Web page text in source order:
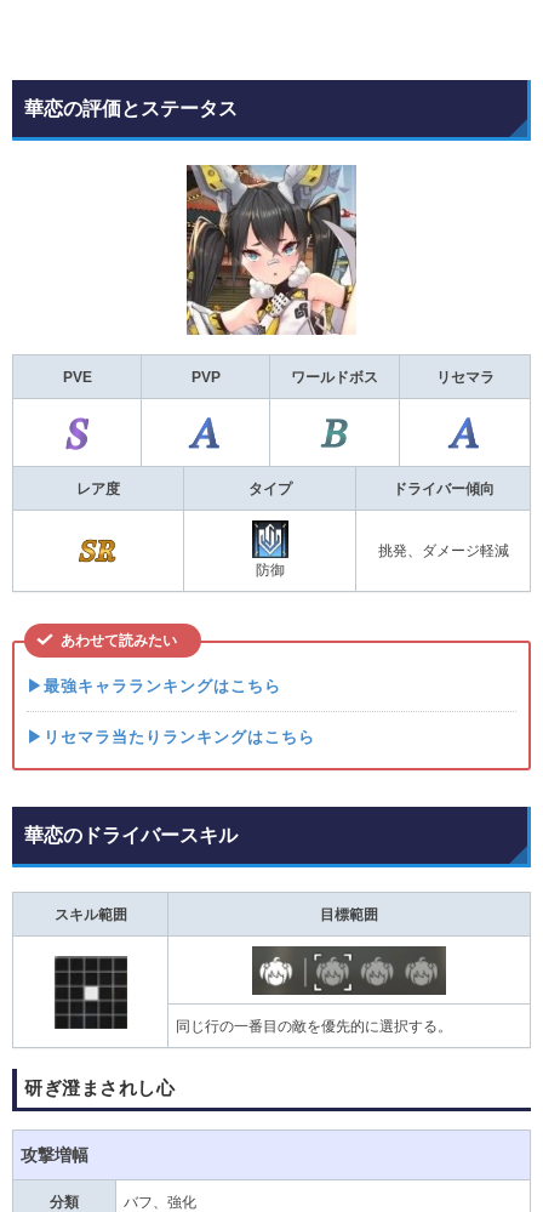
華恋の評価とステータス
PVE PVP ワールドボス リセマラ
レア度 タイプ ドライバー傾向
防御
挑発、ダメージ軽減
あわせて読みたい
▶最強キャラランキングはこちら
▶リセマラ当たりランキングはこちら
華恋のドライバースキル
スキル範囲 目標範囲
同じ行の一番目の敵を優先的に選択する。
研ぎ澄まされし心
攻撃増幅
分類 バフ、強化